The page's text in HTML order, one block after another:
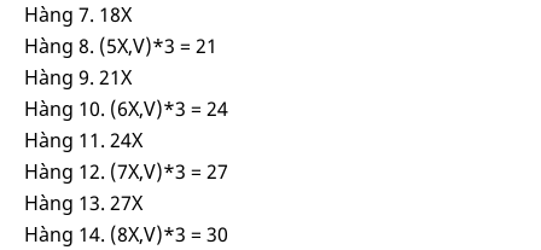
Hàng 7. 18X
Hàng 8. (5X,V)*3 = 21
Hàng 9. 21X
Hàng 10. (6X,V)*3 = 24
Hàng 11. 24X
Hàng 12. (7X,V)*3 = 27
Hàng 13. 27X
Hàng 14. (8X,V)*3 = 30